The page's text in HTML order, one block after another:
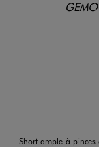
Short ample à pinces avec ceinture